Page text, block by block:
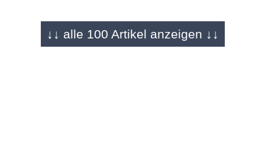
FULDA - 28.06.2026
↓↓ alle 100 Artikel anzeigen ↓↓